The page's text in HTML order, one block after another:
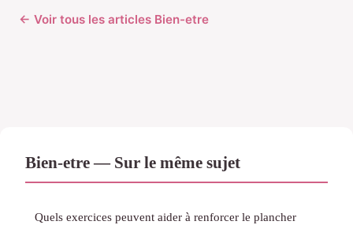
← Voir tous les articles Bien-etre
Bien-etre — Sur le même sujet
Quels exercices peuvent aider à renforcer le plancher